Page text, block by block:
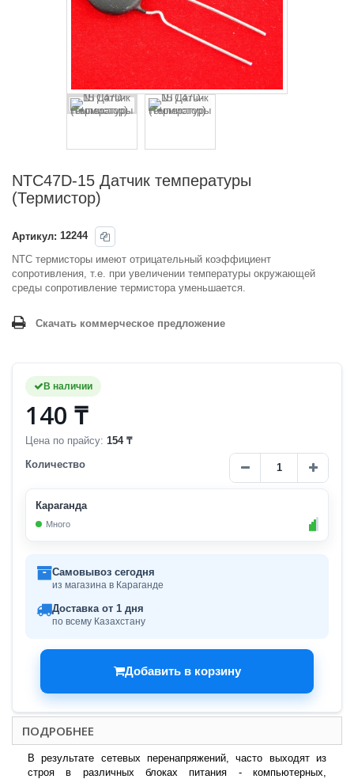
NTC47D-15 Датчик температуры
(Термистор)
Артикул: 12244
NTC термисторы имеют отрицательный коэффициент
сопротивления, т.е. при увеличении температуры окружающей
среды сопротивление термистора уменьшается.
Скачать коммерческое предложение
В наличии
140 ₸
Цена по прайсу: 154 ₸
Количество
Караганда
Много
Самовывоз сегодня
из магазина в Караганде
Доставка от 1 дня
по всему Казахстану
Добавить в корзину
ПОДРОБНЕЕ
В результате сетевых перенапряжений, часто выходят из
строя в различных блоках питания - компьютерных,